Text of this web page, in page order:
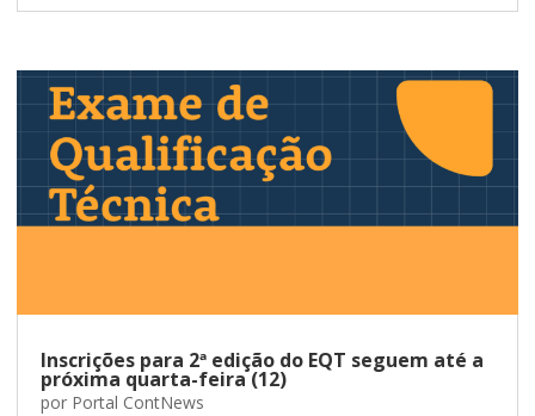
Inscrições para 2ª edição do EQT seguem até a
próxima quarta-feira (12)
por Portal ContNews